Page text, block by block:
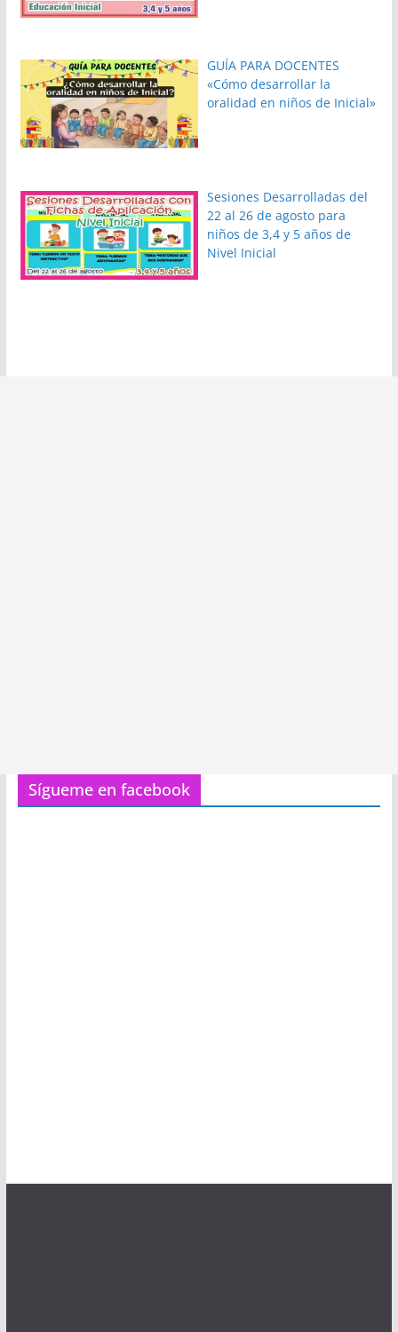
GUÍA PARA DOCENTES
«Cómo desarrollar la
oralidad en niños de Inicial»
Sesiones Desarrolladas del
22 al 26 de agosto para
niños de 3,4 y 5 años de
Nivel Inicial
Sígueme en facebook